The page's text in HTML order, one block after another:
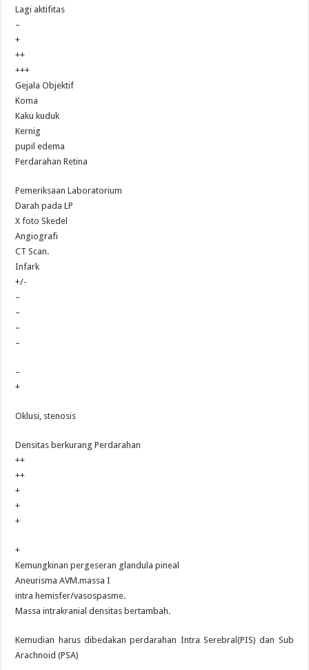
Lagi aktifitas
–
+
++
+++
Gejala Objektif
Koma
Kaku kuduk
Kernig
pupil edema
Perdarahan Retina
Pemeriksaan Laboratorium
Darah pada LP
X foto Skedel
Angiografi
CT Scan.
Infark
+/-
–
–
–
–
–
+
Oklusi, stenosis
Densitas berkurang Perdarahan
++
++
+
+
+
+
Kemungkinan pergeseran glandula pineal
Aneurisma AVM.massa I
intra hemisfer/vasospasme.
Massa intrakranial densitas bertambah.
Kemudian harus dibedakan perdarahan Intra Serebral(PIS) dan Sub
Arachnoid (PSA)